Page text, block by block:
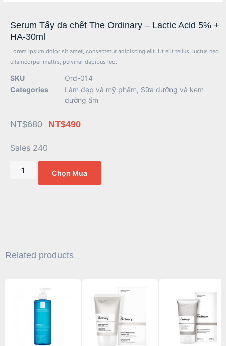
Serum Tẩy da chết The Ordinary – Lactic Acid 5% +
HA-30ml
Lorem ipsum dolor sit amet, consectetur adipiscing elit. Ut elit tellus, luctus nec
ullamcorper mattis, pulvinar dapibus leo.
SKU
Ord-014
Categories
Làm đẹp và mỹ phẩm, Sữa dưỡng và kem
dưỡng ẩm
NT$680 NT$490
Sales 240
Chọn Mua
Related products